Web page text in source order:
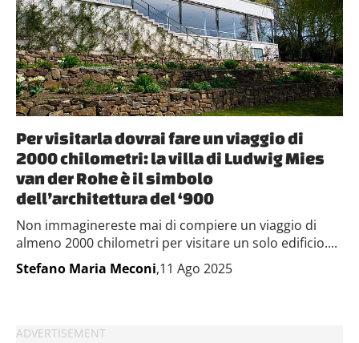
Per visitarla dovrai fare un viaggio di
2000 chilometri: la villa di Ludwig Mies
van der Rohe è il simbolo
dell’architettura del ‘900
Non immaginereste mai di compiere un viaggio di
almeno 2000 chilometri per visitare un solo edificio....
Stefano Maria Meconi,11 Ago 2025